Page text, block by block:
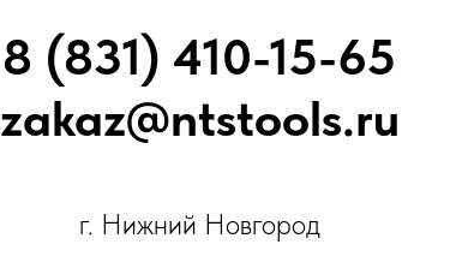
8 (831) 410-15-65
zakaz@ntstools.ru
г. Нижний Новгород